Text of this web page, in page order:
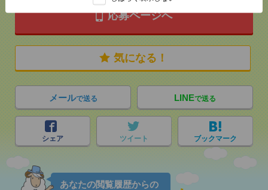
応募ページへ
気になる！
メールで送る LINEで送る
シェア ツイート ブックマーク
あなたの閲覧履歴からの